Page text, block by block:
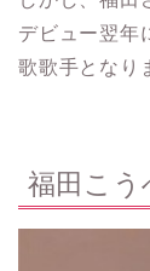
デビュー翌年
歌歌手となり
福田こ